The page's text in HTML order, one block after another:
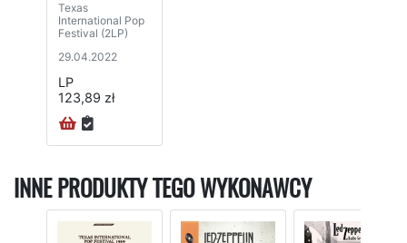
Texas
International Pop
Festival (2LP)
29.04.2022
LP
123,89 zł
INNE PRODUKTY TEGO WYKONAWCY